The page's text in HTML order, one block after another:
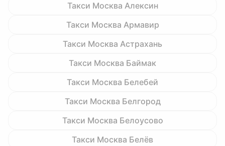
Такси Москва Алексин
Такси Москва Армавир
Такси Москва Астрахань
Такси Москва Баймак
Такси Москва Белебей
Такси Москва Белгород
Такси Москва Белоусово
Такси Москва Белёв